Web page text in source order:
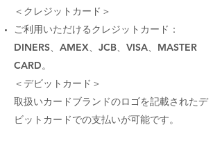
＜クレジットカード＞
ご利用いただけるクレジットカード：
DINERS、AMEX、JCB、VISA、MASTER
CARD。
＜デビットカード＞
​取扱いカードブランドのロゴを記載されたデ
ビットカードでの支払いが可能です。